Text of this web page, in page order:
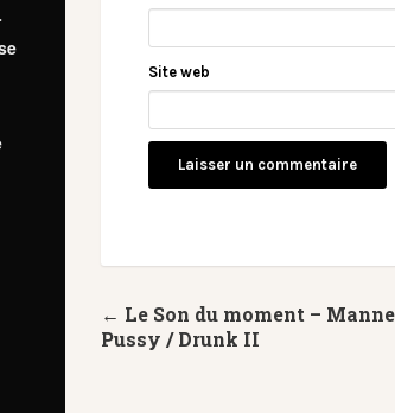
Site web
← Le Son du moment –
Pussy / Drunk II